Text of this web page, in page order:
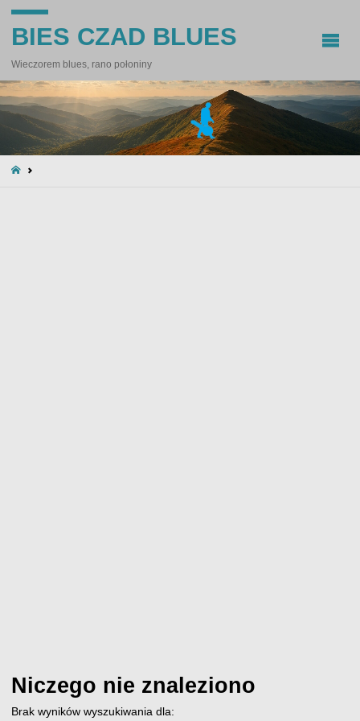
BIES CZAD BLUES
Wieczorem blues, rano połoniny
STRONA
Niczego nie znaleziono
Brak wyników wyszukiwania dla: